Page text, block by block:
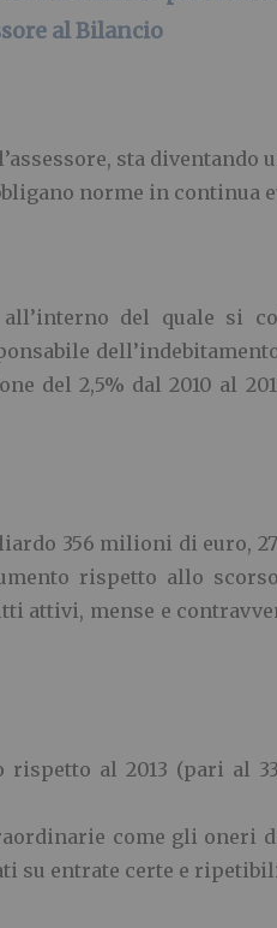
al Bilancio
sta diventando
norme in continua
del quale si
del 2,5% dal 2010 al
356 milioni di euro,
rispetto allo
attivi, mense e
al 2013 (pari al
come gli oneri
su entrate certe e